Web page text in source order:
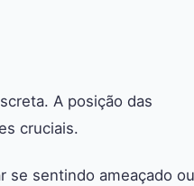
A posição das
cruciais.
se sentindo ameaçado ou